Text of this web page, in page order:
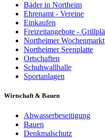
Bäder in Northeim
Ehrenamt - Vereine
Einkaufen
Freizeitangebote -
Northeimer Wochenmarkt
Northeimer Seenplatte
Ortschaften
Schuhwallhalle
Sportanlagen
Wirtschaft & Bauen
Abwasserbeseitigung
Bauen
Denkmalschutz